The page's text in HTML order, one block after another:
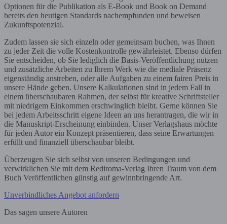
Optionen für die Publikation als E-Book und Book on Demand
bereits den heutigen Standards nachempfunden und beweisen
Zukunftspotenzial.
Zudem lassen sie sich einzeln oder gemeinsam buchen, was Ihnen
zu jeder Zeit die volle Kostenkontrolle gewährleistet. Ebenso dürfen
Sie entscheiden, ob Sie lediglich die Basis-Veröffentlichung nutzen
und zusätzliche Arbeiten zu Ihrem Werk wie die mediale Präsenz
eigenständig anstreben, oder alle Aufgaben zu einem fairen Preis in
unsere Hände geben. Unsere Kalkulationen sind in jedem Fall in
einem überschaubaren Rahmen, der selbst für kreative Schriftsteller
mit niedrigem Einkommen erschwinglich bleibt. Gerne können Sie
bei jedem Arbeitsschritt eigene Ideen an uns herantragen, die wir in
die Manuskript-Erscheinung einbinden. Unser Verlagshaus möchte
für jeden Autor ein Konzept präsentieren, dass seine Erwartungen
erfüllt und finanziell überschaubar bleibt.
Überzeugen Sie sich selbst von unseren Bedingungen und
verwirklichen Sie mit dem Rediroma-Verlag Ihren Traum von dem
Buch Veröffentlichen günstig auf gewinnbringende Art.
Unverbindliches Angebot anfordern
Das sagen unsere Autoren